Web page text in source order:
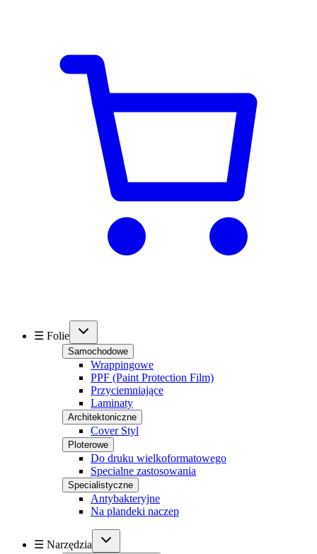
☰ Folie
Samochodowe
Wrappingowe
PPF (Paint Protection Film)
Przyciemniające
Laminaty
Architektoniczne
Cover Styl
Ploterowe
Do druku wielkoformatowego
Specialne zastosowania
Specialistyczne
Antybakteryjne
Na plandeki naczep
☰ Narzędzia